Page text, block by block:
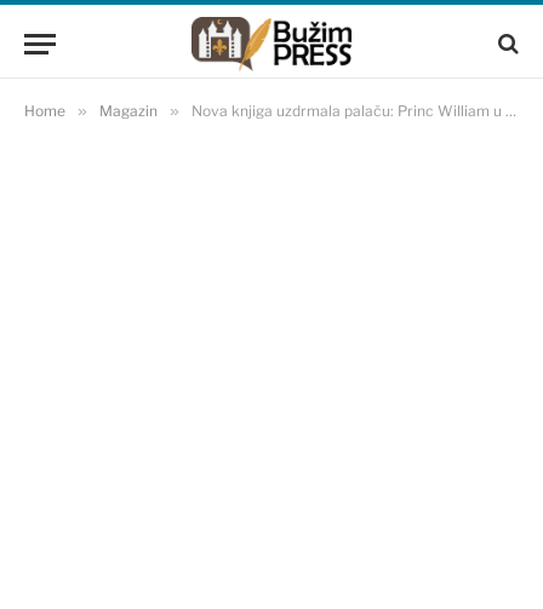
Home » Magazin » Nova knjiga uzdrmala palaču: Princ William u centru pažnje